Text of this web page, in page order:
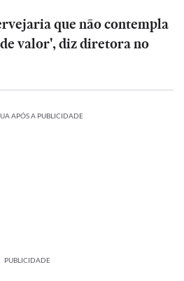
que não contempla
valor', diz diretora no
APÓS A PUBLICIDADE
PUBLICIDADE